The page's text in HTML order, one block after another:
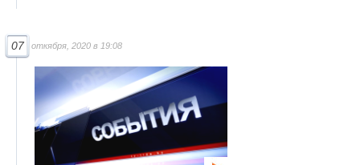
07 откября, 2020 в 19:08